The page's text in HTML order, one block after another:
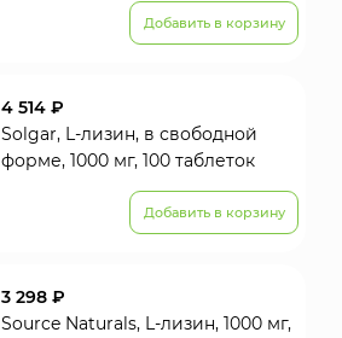
Добавить в корзину
4 514 ₽
Solgar, L-лизин, в свободной
форме, 1000 мг, 100 таблеток
Добавить в корзину
3 298 ₽
Source Naturals, L-лизин, 1000 мг,